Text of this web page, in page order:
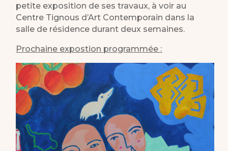
petite exposition de ses travaux, à voir au
Centre Tignous d’Art Contemporain dans la
salle de résidence durant deux semaines.
Prochaine expostion programmée :